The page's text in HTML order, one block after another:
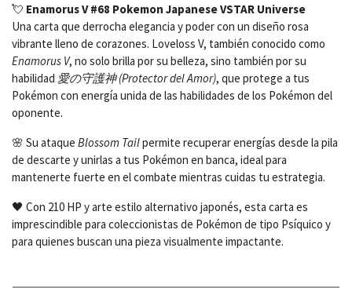
💘 Enamorus V #68 Pokemon Japanese VSTAR Universe
Una carta que derrocha elegancia y poder con un diseño rosa
vibrante lleno de corazones. Loveloss V, también conocido como
Enamorus V, no solo brilla por su belleza, sino también por su
habilidad 愛の守護神 (Protector del Amor), que protege a tus
Pokémon con energía unida de las habilidades de los Pokémon del
oponente.
🌸 Su ataque Blossom Tailpermite recuperar energías desde la pila
de descarte y unirlas a tus Pokémon en banca, ideal para
mantenerte fuerte en el combate mientras cuidas tu estrategia.
🖤 Con 210 HP y arte estilo alternativo japonés, esta carta es
imprescindible para coleccionistas de Pokémon de tipo Psíquico y
para quienes buscan una pieza visualmente impactante.